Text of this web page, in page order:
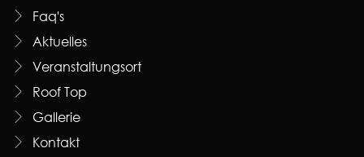
Faq's
Aktuelles
Veranstaltungsort
Roof Top
Gallerie
Kontakt